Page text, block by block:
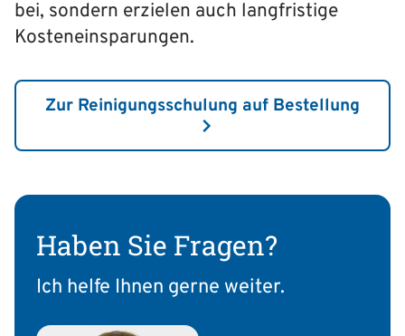
bei, sondern erzielen auch langfristige
Kosteneinsparungen.
Zur Reinigungsschulung auf Bestellung
Haben Sie Fragen?
Ich helfe Ihnen gerne weiter.